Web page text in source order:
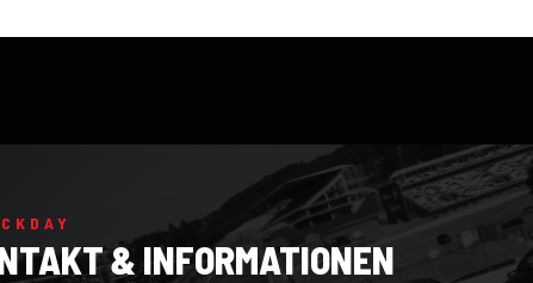
& INFORMATIONEN